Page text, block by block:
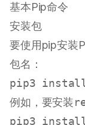
基本Pip命令
安装包
要使用pip安装
包名：
例如，要安装